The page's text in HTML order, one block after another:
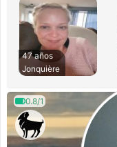
47 años
Jonquière
0.8/1